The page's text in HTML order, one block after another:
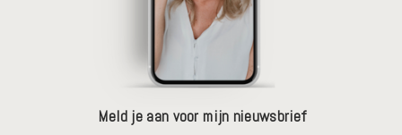
Meld je aan voor mijn nieuwsbrief